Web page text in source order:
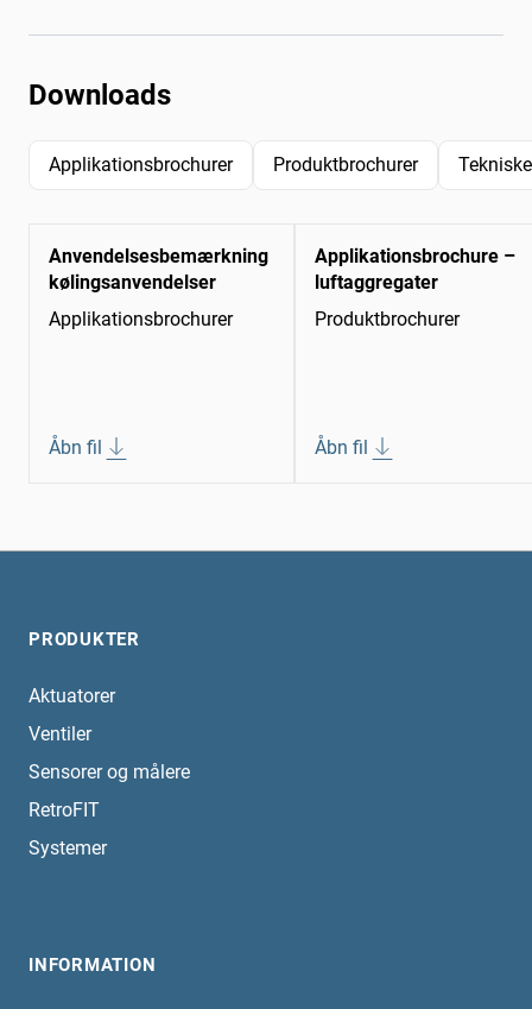
Downloads
Applikationsbrochurer Produktbrochurer
Anvendelsesbemærkning
kølingsanvendelser
Applikationsbrochurer
Åbn fil
Applikationsbrochure –
luftaggregater
Produktbrochurer
Åbn fil
PRODUKTER
Aktuatorer
Ventiler
Sensorer og målere
RetroFIT
Systemer
INFORMATION